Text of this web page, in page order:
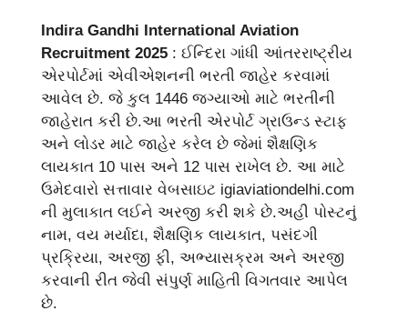
Indira Gandhi International Aviation
Recruitment 2025 : ઈન્દિરા ગાંધી આંતરરાષ્ટ્રીય
એરપોર્ટમાં એવીએશનની ભરતી જાહેર કરવામાં
આવેલ છે. જે કુલ 1446 જગ્યાઓ માટે ભરતીની
જાહેરાત કરી છે.આ ભરતી એરપોર્ટ ગ્રાઉન્ડ સ્ટાફ
અને લોડર માટે જાહેર કરેલ છે જેમાં શૈક્ષણિક
લાયકાત 10 પાસ અને 12 પાસ રાખેલ છે. આ માટે
ઉમેદવારો સત્તાવાર વેબસાઇટ igiaviationdelhi.com
ની મુલાકાત લઈને અરજી કરી શકે છે.અહી પોસ્ટનું
નામ, વય મર્યાદા, શૈક્ષણિક લાયકાત, પસંદગી
પ્રક્રિયા, અરજી ફી, અભ્યાસક્રમ અને અરજી
કરવાની રીત જેવી સંપુર્ણ માહિતી વિગતવાર આપેલ
છે.